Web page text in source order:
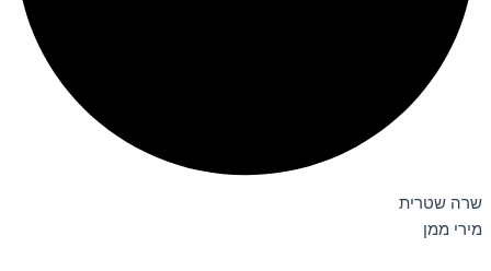
שרה שטרית
מירי ממן